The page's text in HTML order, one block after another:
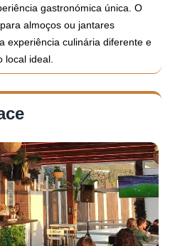
gastronómica única. O
almoços ou jantares
experiência culinária diferente e
local ideal.